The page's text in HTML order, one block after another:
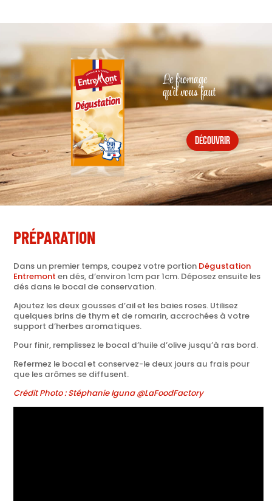
Le fromage
qu'il vous faut
découvrir
PRÉPARATION
Dans un premier temps, coupez votre portion Dégustation
Entremont en dés, d’environ 1cm par 1cm. Déposez ensuite les
dés dans le bocal de conservation.
Ajoutez les deux gousses d’ail et les baies roses. Utilisez
quelques brins de thym et de romarin, accrochées à votre
support d’herbes aromatiques.
Pour finir, remplissez le bocal d’huile d’olive jusqu’à ras bord.
Refermez le bocal et conservez-le deux jours au frais pour
que les arômes se diffusent.
Crédit Photo : Stéphanie Iguna @LaFoodFactory